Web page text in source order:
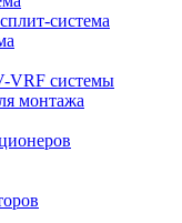
система
VRF системы
монтажа